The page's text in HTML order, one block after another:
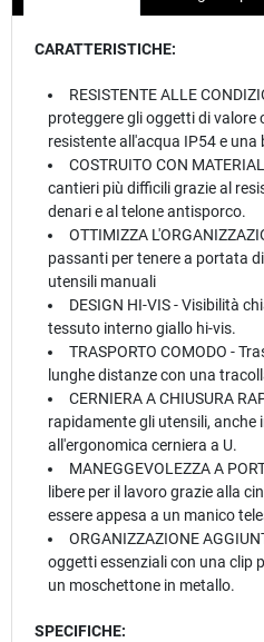
CARATTERISTICHE:
RESISTENTE ALLE
proteggere gli oggetti di
resistente all'acqua IP54 e una
COSTRUITO CON
cantieri più difficili grazie al
denari e al telone antisporco.
OTTIMIZZA
passanti per tenere a portata
utensili manuali
DESIGN HI-VIS - Visibilità
tessuto interno giallo hi-vis.
TRASPORTO COMODO -
lunghe distanze con una
CERNIERA A CHIUSURA
rapidamente gli utensili,
all'ergonomica cerniera a U.
MANEGGEVOLEZZA A
libere per il lavoro grazie alla
essere appesa a un manico
ORGANIZZAZIONE
oggetti essenziali con una clip
un moschettone in metallo.
SPECIFICHE: